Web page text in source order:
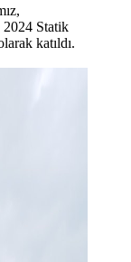
Statik
katıldı.